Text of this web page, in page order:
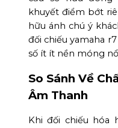
khuyết điểm bớt
hữu ánh chú ý
đối chiếu yamaha
số ít ít nền móng
So Sánh Về
Âm Thanh
Khi đối chiếu hóa